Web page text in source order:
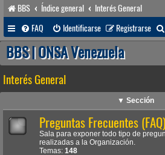
BBS Índice general
Interés General
FAQ
Identificarse Registrarse
BBS | ONSA Venezuela
Interés General
▼ Sección
Preguntas Frecuentes (FAQ)
Sala para exponer todo tipo de
realizadas a la Organización.
Temas: 148